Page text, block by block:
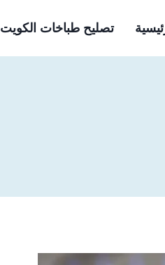
تصليح طباخات الكويت